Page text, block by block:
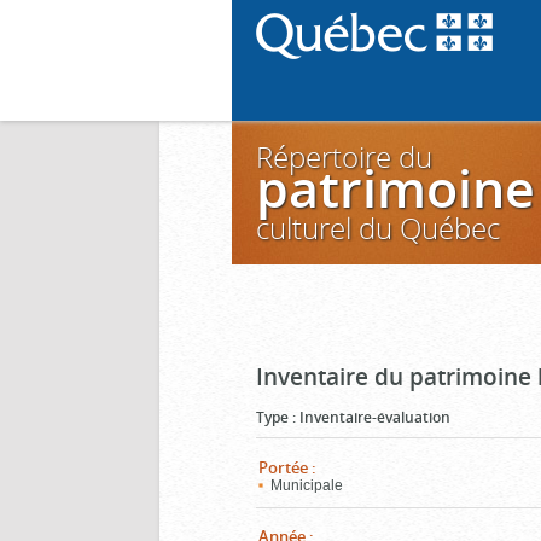
Répertoire du
patrimoine
culturel du Québec
Inventaire du patrimoine
Type : Inventaire-évaluation
Portée :
Municipale